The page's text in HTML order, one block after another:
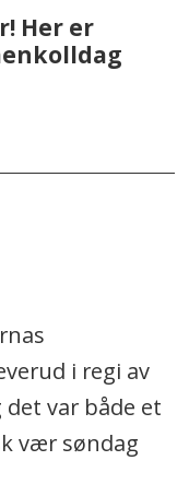
Her er
i regi av
var både et
vær søndag